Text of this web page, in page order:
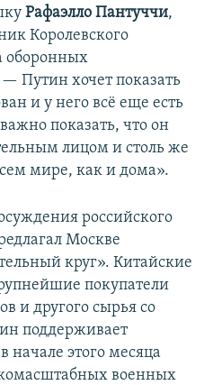
Рафаэлло Пантуччи,
Королевского
оборонных
Путин хочет показать
и у него всё еще есть
показать, что он
лицом и столь же
мире, как и дома».
российского
Москве
круг». Китайские
покупатели
и другого сырья со
поддерживает
начале этого месяца
военных